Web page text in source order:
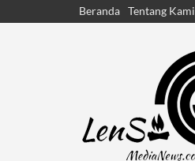
Beranda Tentang Kami